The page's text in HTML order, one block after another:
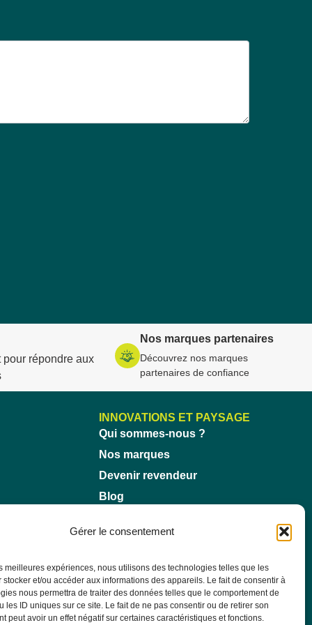
Gérer le consentement
meilleures expériences, nous utilisons des technologies telles que les
stocker et/ou accéder aux informations des appareils. Le fait de consentir à
nous permettra de traiter des données telles que le comportement de
les ID uniques sur ce site. Le fait de ne pas consentir ou de retirer son
peut avoir un effet négatif sur certaines caractéristiques et fonctions.
pour répondre aux
Nos marques partenaires
Découvrez nos marques
partenaires de confiance
INNOVATIONS ET PAYSAGE
Qui sommes-nous ?
Nos marques
Devenir revendeur
Blog